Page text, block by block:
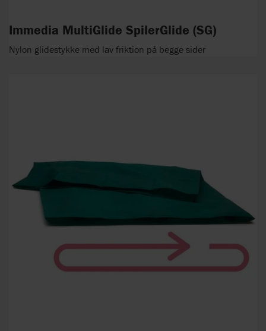
Immedia MultiGlide SpilerGlide (SG)
Nylon glidestykke med lav friktion på begge sider